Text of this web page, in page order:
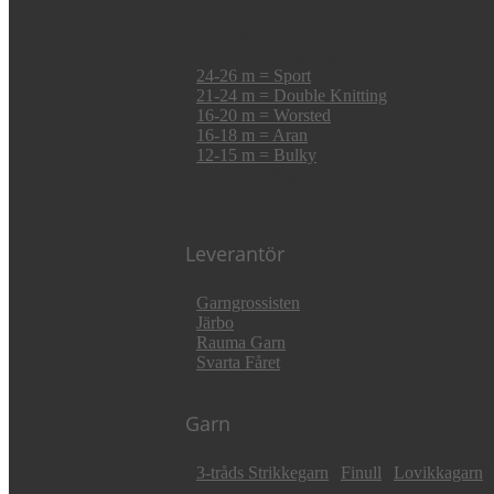
24-26 m = Sport
21-24 m = Double Knitting
16-20 m = Worsted
16-18 m = Aran
12-15 m = Bulky
Leverantör
Garngrossisten
Järbo
Rauma Garn
Svarta Fåret
Garn
3-tråds Strikkegarn Finull Lovikkagarn